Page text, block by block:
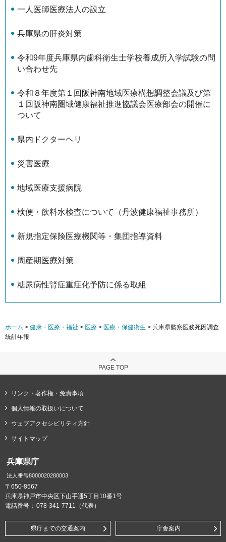
一人医師医療法人の設立
兵庫県の肝炎対策
令和9年度兵庫県内歯科衛生士学校養成所入学試験の問
い合わせ先
令和８年度第１回阪神南地域医療構想調整会議及び第
１回阪神南圏域健康福祉推進協議会医療部会の開催に
ついて
県内ドクターヘリ
災害医療
地域医療支援病院
検便・飲料水検査について（丹波健康福祉事務所）
新規指定保険医療機関等・集団指導資料
周産期医療対策
糖尿病性腎症重症化予防に係る取組
ホーム > 健康・医療・福祉 > 医療 > 医療・保健衛生 > 兵庫県監察医務死因調査
統計年報
PAGE TOP
リンク・著作権・免責事項
個人情報の取扱いについて
ウェブアクセシビリティ方針
サイトマップ
兵庫県庁
法人番号8000020280003
〒650-8567
兵庫県神戸市中央区下山手通5丁目10番1号
電話番号： 078-341-7711（代表）
県庁までの交通案内 庁舎案内